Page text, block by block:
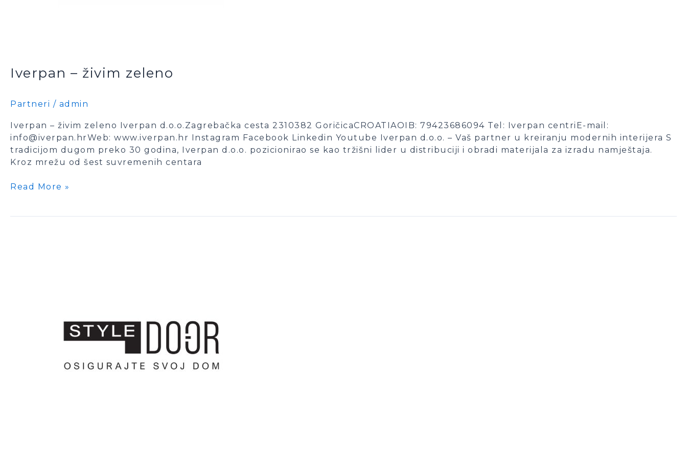
Iverpan – živim zeleno
Partneri / admin
Iverpan – živim zeleno Iverpan d.o.o.Zagrebačka cesta 2310382 GoričicaCROATIAOIB: 79423686094 Tel: Iverpan centriE-mail:
info@iverpan.hrWeb: www.iverpan.hr Instagram Facebook Linkedin Youtube Iverpan d.o.o. – Vaš partner u kreiranju modernih interijera S
tradicijom dugom preko 30 godina, Iverpan d.o.o. pozicionirao se kao tržišni lider u distribuciji i obradi materijala za izradu namještaja.
Kroz mrežu od šest suvremenih centara
Read More »